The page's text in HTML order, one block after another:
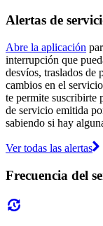
Alertas de
Abre la aplicación
interrupción que
desvíos, traslados de
cambios en el
te permite suscribirte
de servicio emitida
sabiendo si hay
Ver todas las alertas
Frecuencia del